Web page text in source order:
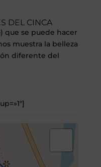
DEL CINCA
que se puede hacer
muestra la belleza
diferente del